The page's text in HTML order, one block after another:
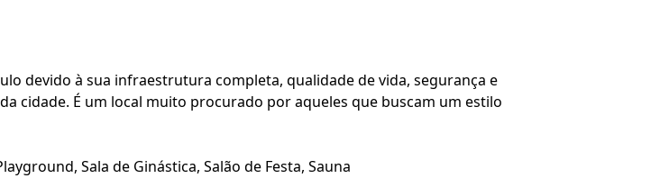
devido à sua infraestrutura completa, qualidade de vida, segurança e
cidade. É um local muito procurado por aqueles que buscam um estilo
Sala de Ginástica, Salão de Festa, Sauna